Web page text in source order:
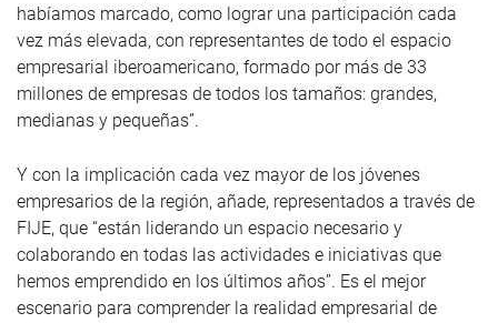
habíamos marcado, como lograr una participación cada
vez más elevada, con representantes de todo el espacio
empresarial iberoamericano, formado por más de 33
millones de empresas de todos los tamaños: grandes,
medianas y pequeñas”.
Y con la implicación cada vez mayor de los jóvenes
empresarios de la región, añade, representados a través de
FIJE, que “están liderando un espacio necesario y
colaborando en todas las actividades e iniciativas que
hemos emprendido en los últimos años”. Es el mejor
escenario para comprender la realidad empresarial de